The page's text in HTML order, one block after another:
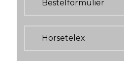
Bestelformulier
Horsetelex